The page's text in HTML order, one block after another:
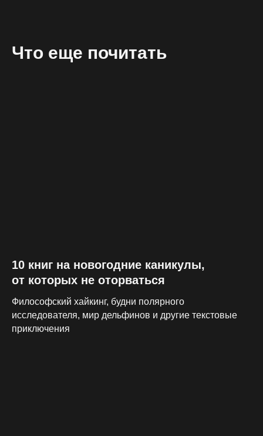
Что еще почитать
10 книг на новогодние каникулы,
от которых не оторваться
Философский хайкинг, будни полярного
исследователя, мир дельфинов и другие текстовые
приключения